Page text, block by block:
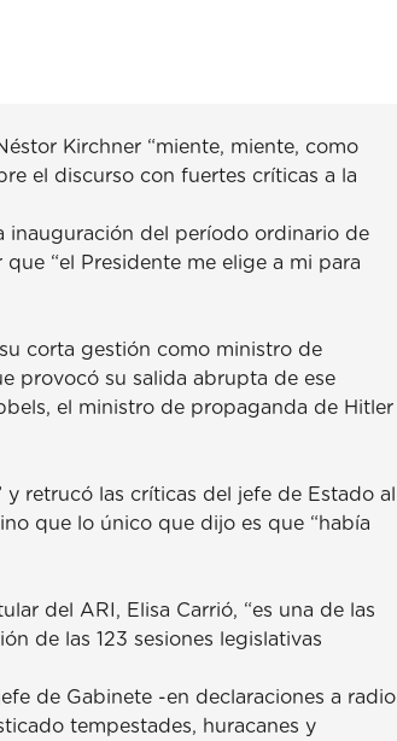
Kirchner “miente, miente, como
el discurso con fuertes críticas a la
inauguración del período ordinario de
“el Presidente me elige a mi para
corta gestión como ministro de
provocó su salida abrupta de ese
el ministro de propaganda de Hitler
retrucó las críticas del jefe de Estado al
que lo único que dijo es que “había
del ARI, Elisa Carrió, “es una de las
de las 123 sesiones legislativas
de Gabinete -en declaraciones a radio
tempestades, huracanes y